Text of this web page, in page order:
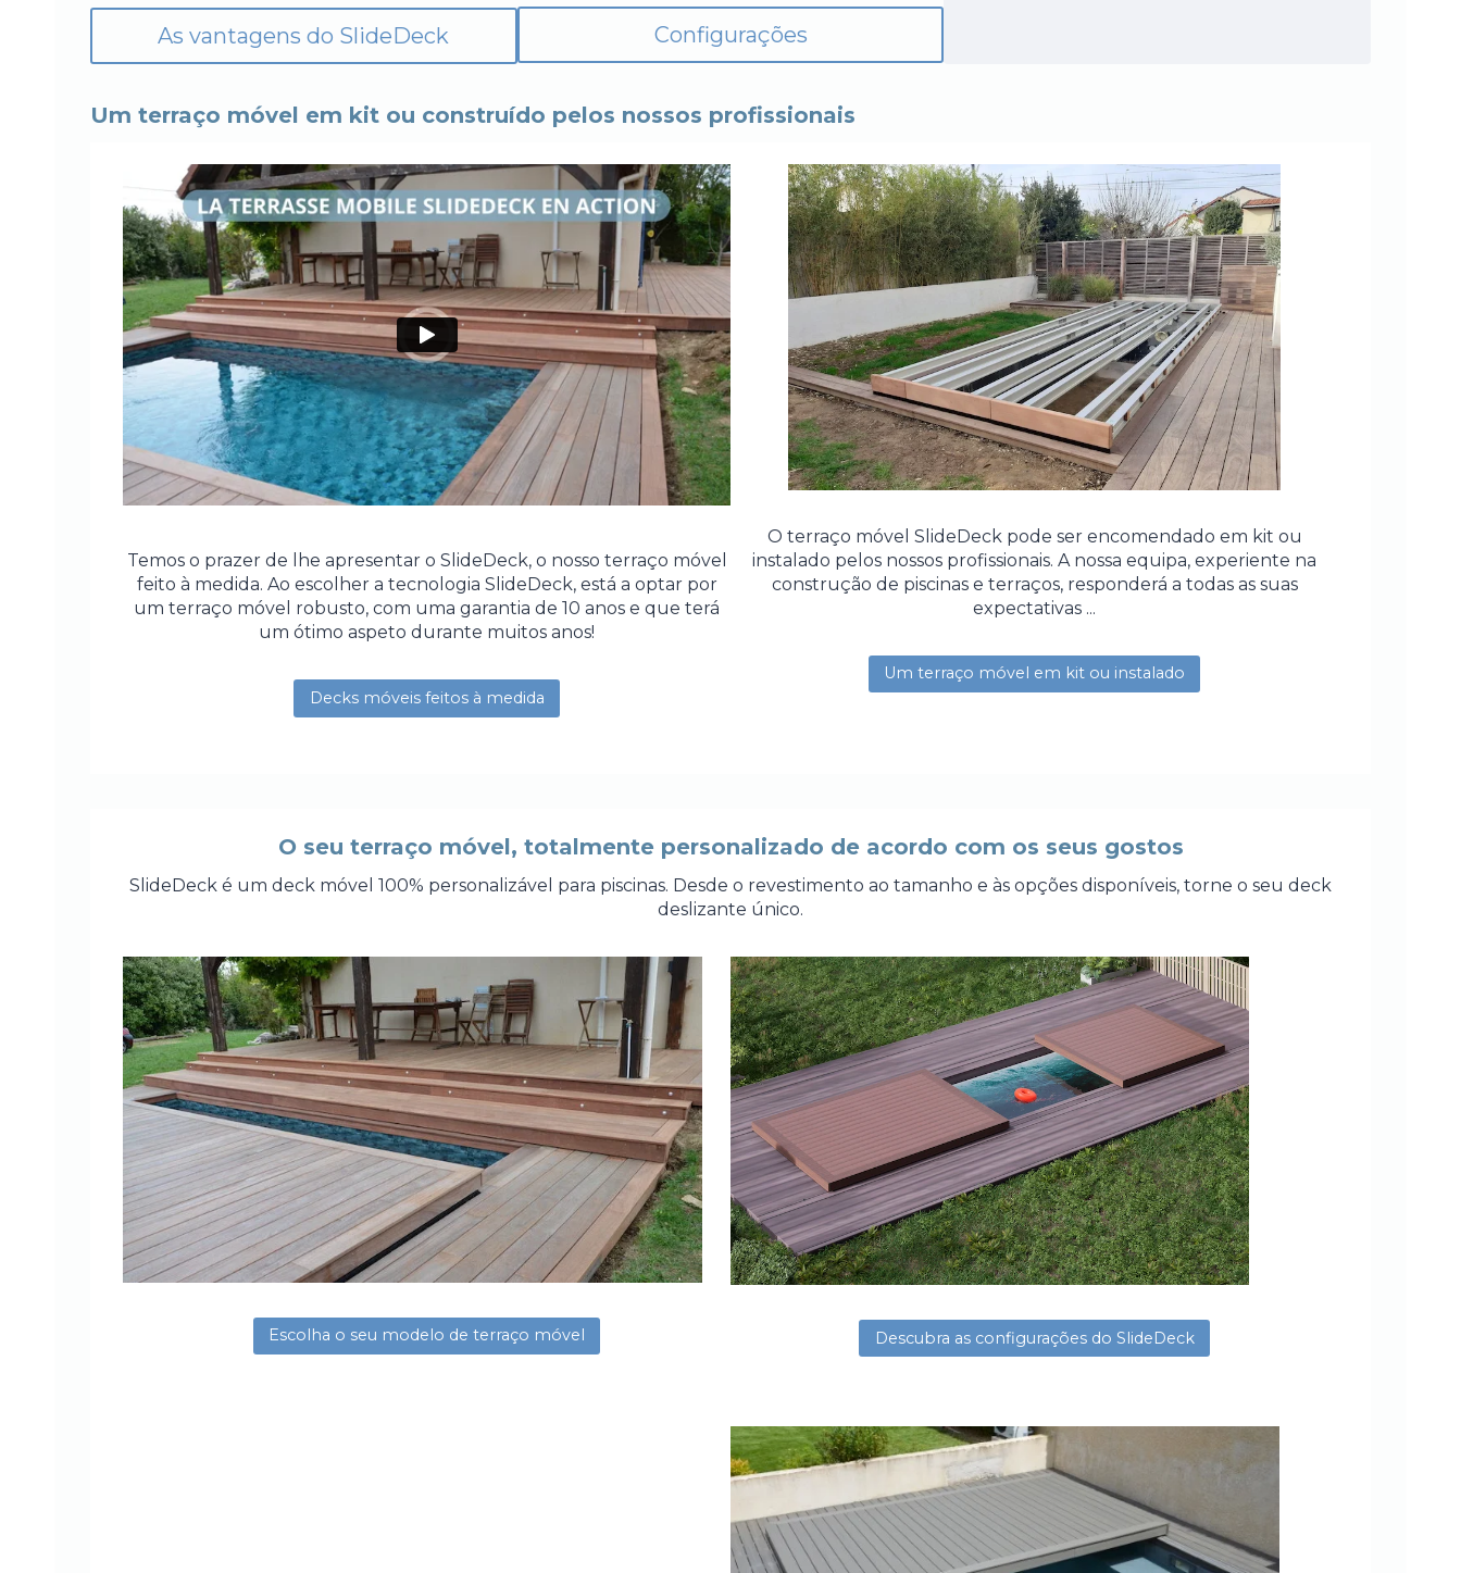
As vantagens do SlideDeck Configurações
Um terraço móvel em kit ou construído pelos nossos profissionais
Temos o prazer de lhe apresentar o SlideDeck, o nosso terraço móvel
feito à medida. Ao escolher a tecnologia SlideDeck, está a optar por
um terraço móvel robusto, com uma garantia de 10 anos e que terá
um ótimo aspeto durante muitos anos!
Decks móveis feitos à medida
O terraço móvel SlideDeck pode ser encomendado em kit ou
instalado pelos nossos profissionais. A nossa equipa, experiente na
construção de piscinas e terraços, responderá a todas as suas
expectativas ...
Um terraço móvel em kit ou instalado
O seu terraço móvel, totalmente personalizado de acordo com os seus gostos
SlideDeck é um deck móvel 100% personalizável para piscinas. Desde o revestimento ao tamanho e às opções disponíveis, torne o seu deck
deslizante único.
Escolha o seu modelo de terraço móvel Descubra as configurações do SlideDeck